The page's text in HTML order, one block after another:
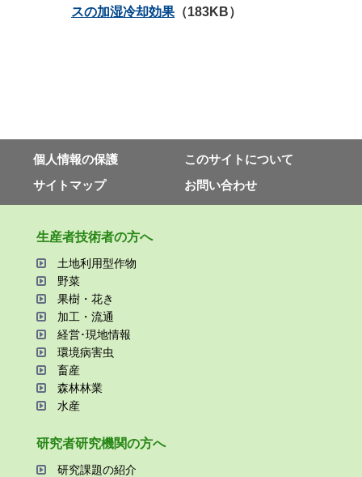
スの加湿冷却効果 （183KB）
個⼈情報の保護
このサイトについて
サイトマップ
お問い合わせ
⽣産者技術者の⽅へ
⼟地利⽤型作物
野菜
果樹・花き
加⼯・流通
経営･現地情報
環境病害⾍
畜産
森林林業
⽔産
研究者研究機関の⽅へ
研究課題の紹介